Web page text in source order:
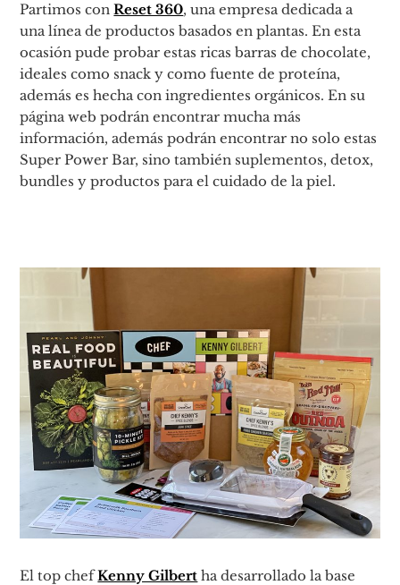
Partimos conReset 360, una empresa dedicada a
una línea de productos basados en plantas. En esta
ocasión pude probar estas ricas barras de chocolate,
ideales como snack y como fuente de proteína,
además es hecha con ingredientes orgánicos. En su
página web podrán encontrar mucha más
información, además podrán encontrar no solo estas
Super Power Bar, sino también suplementos, detox,
bundles y productos para el cuidado de la piel.
El top chefKenny Gilbert ha desarrollado la base